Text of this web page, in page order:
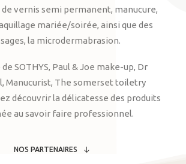
vernis semi permanent, manucure,
mariée/soirée, ainsi que des
la microdermabrasion.
SOTHYS, Paul & Joe make-up, Dr
Manucurist, The somerset toiletry
découvrir la délicatesse des produits
au savoir faire professionnel.
NOS PARTENAIRES